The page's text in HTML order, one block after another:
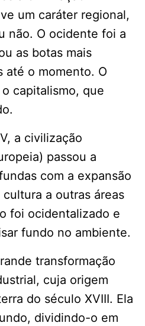
um caráter regional,
não. O ocidente foi a
as botas mais
até o momento. O
capitalismo, que
a civilização
passou a
com a expansão
a outras áreas
foi ocidentalizado e
fundo no ambiente.
transformação
cuja origem
do século XVIII. Ela
dividindo-o em